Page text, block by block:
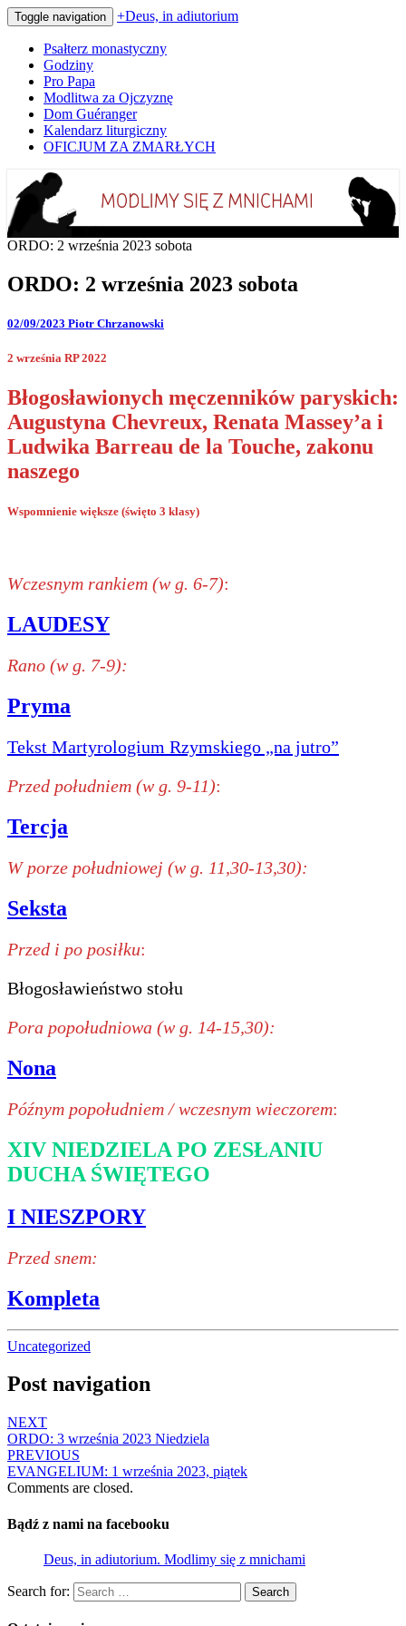
Toggle navigation +Deus, in adiutorium
Psałterz monastyczny
Godziny
Pro Papa
Modlitwa za Ojczyznę
Dom Guéranger
Kalendarz liturgiczny
OFICJUM ZA ZMARŁYCH
+Deus, in adiutorium
Codziennie modlimy się z mnichami
ORDO: 2 września 2023 sobota
ORDO: 2 września 2023 sobota
02/09/2023 Piotr Chrzanowski
2 września RP 2022
Błogosławionych męczenników paryskich:
Augustyna Chevreux, Renata Massey’a i
Ludwika Barreau de la Touche, zakonu
naszego
Wspomnienie większe (święto 3 klasy)
Wczesnym rankiem (w g. 6-7):
LAUDESY
Rano (w g. 7-9):
Pryma
Tekst Martyrologium Rzymskiego „na jutro”
Przed południem (w g. 9-11):
Tercja
W porze południowej (w g. 11,30-13,30):
Seksta
Przed i po posiłku:
Błogosławieństwo stołu
Pora popołudniowa (w g. 14-15,30):
Nona
Późnym popołudniem / wczesnym wieczorem:
XIV NIEDZIELA PO ZESŁANIU
DUCHA ŚWIĘTEGO
I NIESZPORY
Przed snem:
Kompleta
Uncategorized
Post navigation
NEXT
ORDO: 3 września 2023 Niedziela
PREVIOUS
EVANGELIUM: 1 września 2023, piątek
Comments are closed.
Bądź z nami na facebooku
Deus, in adiutorium. Modlimy się z mnichami
Search for: Search